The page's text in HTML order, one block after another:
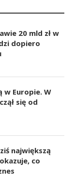
20 mld zł w
dopiero
w Europie. W
się od
największą
co